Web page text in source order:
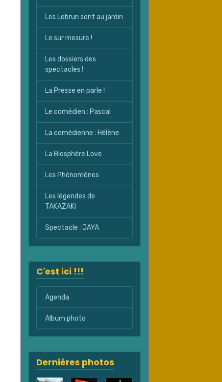
Les Lebrun sont au jardin
Le sur mesure !
Les dossiers des
spectacles !
La Presse en parle !
Le comédien : Pascal
La comédienne : Hélène
La Biosphère Love
Les Phénomènes
Les légendes de
TAKAZAKI
Spectacle : JAYA
C'est ici !!!
Agenda
Album photo
Dernières photos